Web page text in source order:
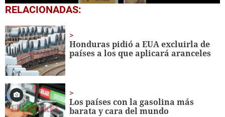
0
seconds
1
minute,
1
second
RELACIONADAS:
Honduras pidió a EUA excluirla de
países a los que aplicará aranceles
Los países con la gasolina más
barata y cara del mundo